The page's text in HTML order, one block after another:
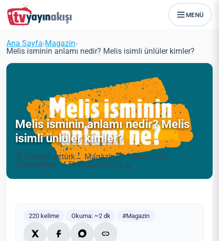
MENÜ
Ana Sayfa›Magazin›
Melis isminin anlamı nedir? Melis isimli ünlüler kimler?
Melis isminin anlamı nedir? Melis
isimli ünlüler kimler?
Zeynep Öztürk Magazin
4 Ekim 2025
(Güncellendi: 4 Ekim 2025)
2 dk
220 kelime Okuma: ~2 dk #Magazin